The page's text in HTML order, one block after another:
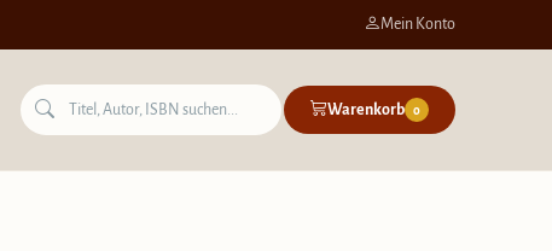
Mein Konto
Warenkorb 0